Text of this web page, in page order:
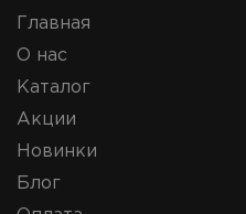
Главная
О нас
Каталог
Акции
Новинки
Блог